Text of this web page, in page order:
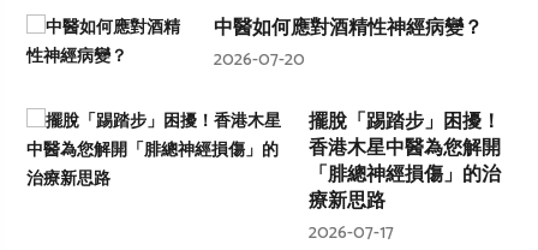
中醫如何應對酒精性神經病變？
2026-07-20
擺脫「踢踏步」困擾！
香港木星中醫為您解開
「腓總神經損傷」的治
療新思路
2026-07-17